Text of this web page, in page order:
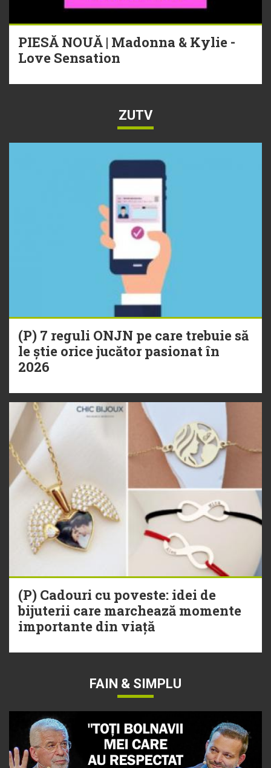
PIESĂ NOUĂ | Madonna & Kylie -
Love Sensation
ZUTV
(P) 7 reguli ONJN pe care trebuie să
le știe orice jucător pasionat în
2026
(P) Cadouri cu poveste: idei de
bijuterii care marchează momente
importante din viață
FAIN & SIMPLU